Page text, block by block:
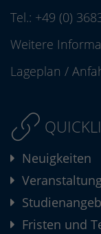
Tel.: +49 (0)
Weitere
Lageplan /
Neuigkeiten
Fristen und